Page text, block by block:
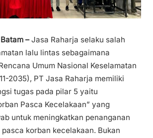
–Jasa Raharja selaku salah
lalu lintas sebagaimana
Umum Nasional Keselamatan
2035), PT Jasa Raharja memiliki
tugas pada pilar 5 yaitu
Pasca Kecelakaan” yang
untuk meningkatkan penanganan
korban kecelakaan. Bukan